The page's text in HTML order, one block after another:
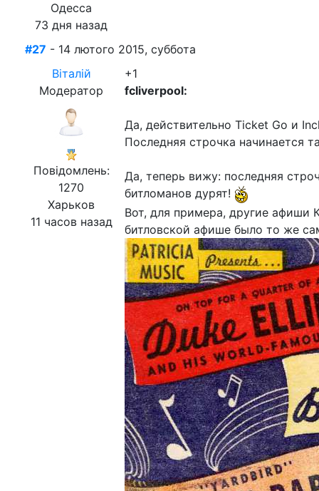
Одесса
73 дня назад
#27 - 14 лютого 2015, суббота
Віталій
Модератор
Повідомлень:
1270
Харьков
11 часов назад
+1
fcliverpool:
Да, действительно Ticket Go и
Последняя строчка начинается
Да, теперь вижу: последняя
битломанов дурят!
Вот, для примера, другие афиши
битловской афише было то же